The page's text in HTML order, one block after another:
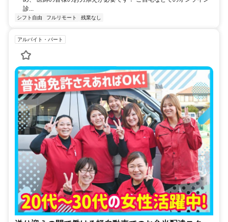
診...
シフト自由 フルリモート 残業なし
アルバイト・パート